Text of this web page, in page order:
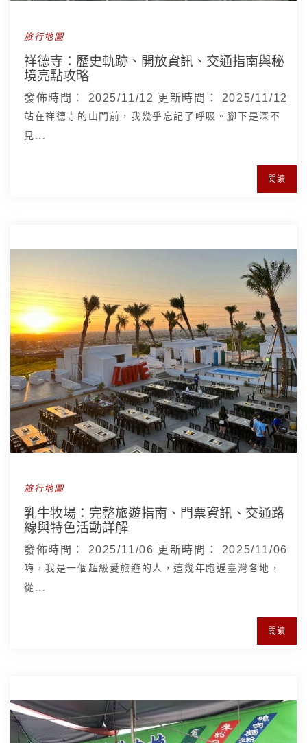
旅行地圖
祥德寺：歷史軌跡、開放資訊、交通指南與秘
境亮點攻略
發佈時間： 2025/11/12 更新時間： 2025/11/12
站在祥德寺的山門前，我幾乎忘記了呼吸。腳下是深不
見...
閱讀
旅行地圖
乳牛牧場：完整旅遊指南、門票資訊、交通路
線與特色活動詳解
發佈時間： 2025/11/06 更新時間： 2025/11/06
嗨，我是一個超級愛旅遊的人，這幾年跑遍臺灣各地，
從...
閱讀